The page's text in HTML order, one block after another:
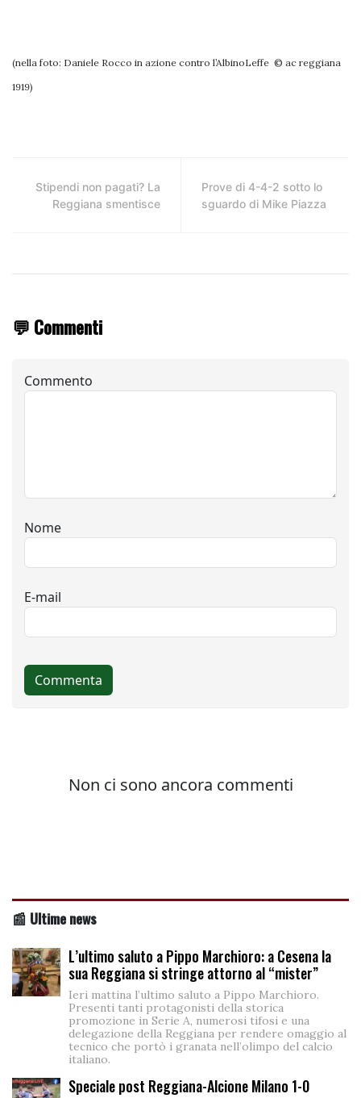
(nella foto: Daniele Rocco in azione contro l’AlbinoLeffe © ac reggiana
1919)
Stipendi non pagati? La
Reggiana smentisce
Prove di 4-4-2 sotto lo
sguardo di Mike Piazza
💬 Commenti
📰 Ultime news
L’ultimo saluto a Pippo Marchioro: a Cesena la
sua Reggiana si stringe attorno al “mister”
Ieri mattina l’ultimo saluto a Pippo Marchioro.
Presenti tanti protagonisti della storica
promozione in Serie A, numerosi tifosi e una
delegazione della Reggiana per rendere omaggio al
tecnico che portò i granata nell’olimpo del calcio
italiano.
Speciale post Reggiana-Alcione Milano 1-0